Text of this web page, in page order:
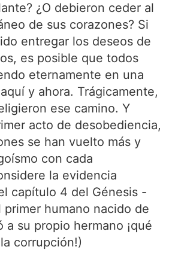
¿O debieron ceder al
de sus corazones? Si
entregar los deseos de
es posible que todos
eternamente en una
y ahora. Trágicamente,
ese camino. Y
acto de desobediencia,
se han vuelto más y
con cada
la evidencia
capítulo 4 del Génesis -
primer humano nacido de
a su propio hermano ¡qué
corrupción!)